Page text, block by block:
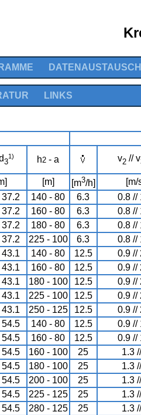
DATENAUSTAUSCH
LINKS
3
1) h2 - a v2 // v
[m] [m3/h] [m/
140 - 80 6.3 0.8 //
160 - 80 6.3 0.8 //
180 - 80 6.3 0.8 //
225 - 100 6.3 0.8 //
140 - 80 12.5 0.9 //
160 - 80 12.5 0.9 //
180 - 100 12.5 0.9 //
225 - 100 12.5 0.9 //
250 - 125 12.5 0.9 //
54.5 140 - 80 12.5 0.9 //
54.5 160 - 80 12.5 0.9 //
54.5 160 - 100 25 1.3
54.5 180 - 100 25 1.3
54.5 200 - 100 25 1.3
54.5 225 - 125 25 1.3
54.5 280 - 125 25 1.3